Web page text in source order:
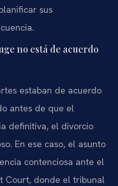
sus
no está de acuerdo
estaban de acuerdo
antes de que el
definitiva, el divorcio
En ese caso, el asunto
contenciosa ante el
Court, donde el tribunal